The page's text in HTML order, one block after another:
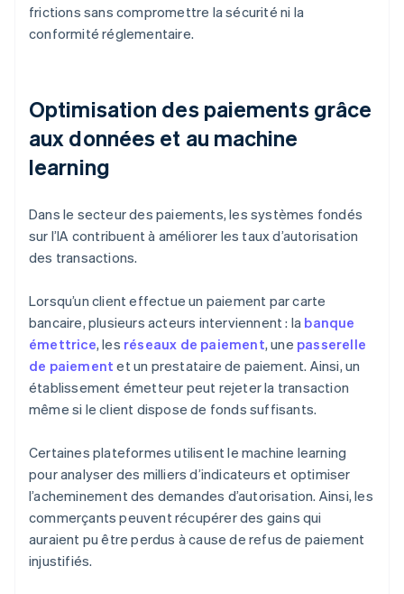
frictions sans compromettre la sécurité ni la
conformité réglementaire.
Optimisation des paiements grâce
aux données et au machine
learning
Dans le secteur des paiements, les systèmes fondés
sur l’IA contribuent à améliorer les taux d’autorisation
des transactions.
Lorsqu’un client effectue un paiement par carte
bancaire, plusieurs acteurs interviennent : la banque
émettrice, les réseaux de paiement, une passerelle
de paiement et un prestataire de paiement. Ainsi, un
établissement émetteur peut rejeter la transaction
même si le client dispose de fonds suffisants.
Certaines plateformes utilisent le machine learning
pour analyser des milliers d’indicateurs et optimiser
l’acheminement des demandes d’autorisation. Ainsi, les
commerçants peuvent récupérer des gains qui
auraient pu être perdus à cause de refus de paiement
injustifiés.